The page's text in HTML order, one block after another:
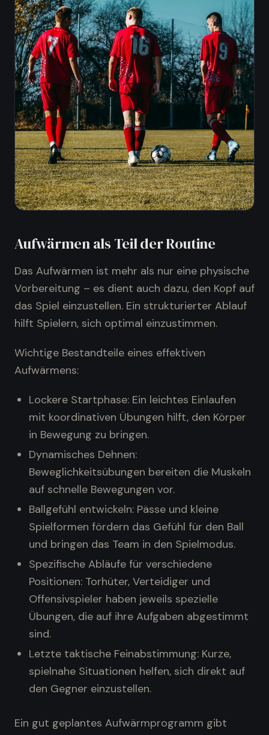
Spieler & Verein:Spieler besser begleiten
Aufwärmen als Teil der Routine
Das Aufwärmen ist mehr als nur eine physische
Vorbereitung – es dient auch dazu, den Kopf auf
das Spiel einzustellen. Ein strukturierter Ablauf
hilft Spielern, sich optimal einzustimmen.
Wichtige Bestandteile eines effektiven
Aufwärmens:
Lockere Startphase: Ein leichtes Einlaufen
mit koordinativen Übungen hilft, den Körper
in Bewegung zu bringen.
Dynamisches Dehnen:
Beweglichkeitsübungen bereiten die Muskeln
auf schnelle Bewegungen vor.
Ballgefühl entwickeln: Pässe und kleine
Spielformen fördern das Gefühl für den Ball
und bringen das Team in den Spielmodus.
Spezifische Abläufe für verschiedene
Positionen: Torhüter, Verteidiger und
Offensivspieler haben jeweils spezielle
Übungen, die auf ihre Aufgaben abgestimmt
sind.
Letzte taktische Feinabstimmung: Kurze,
spielnahe Situationen helfen, sich direkt auf
den Gegner einzustellen.
Ein gut geplantes Aufwärmprogramm gibt